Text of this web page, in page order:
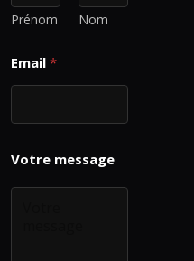
Prénom Nom
Email *
m